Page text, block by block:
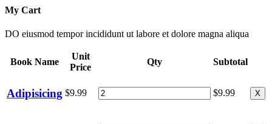
My Cart
DO eiusmod tempor incididunt ut labore et dolore magna aliqua
Book Name
Unit
Price
Qty Subtotal
Adipisicing $9.99 $9.99 X